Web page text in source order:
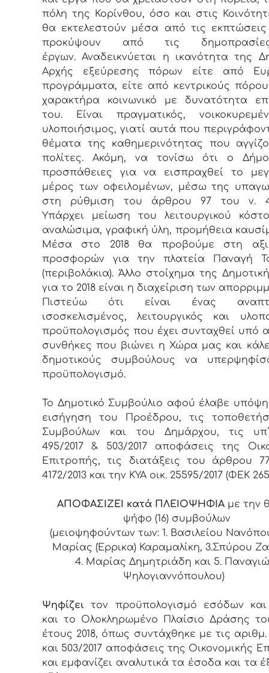
πόλη της Κορίνθου, όσο και στις
θα εκτελεστούν μέσα από τις
προκύψουν από τις
έργων. Αναδεικνύεται η ικανότητα της
Αρχής εξεύρεσης πόρων είτε από
προγράμματα, είτε από κεντρικούς
χαρακτήρα κοινωνικό με δυνατότητα
του. Είναι πραγματικός,
υλοποιήσιμος, γιατί αυτά που
θέματα της καθημερινότητας που
πολίτες. Ακόμη, να τονίσω ότι ο
προσπάθειες για να εισπραχθεί το
μέρος των οφειλομένων, μέσω της
στη ρύθμιση του άρθρου 97 του ν.
Υπάρχει μείωση του λειτουργικού
αναλώσιμα, γραφική ύλη, προμήθεια
Μέσα στο 2018 θα προβούμε στη
προσφορών για την πλατεία Παναγή
(περιβολάκια). Άλλο στοίχημα της
για το 2018 είναι η διαχείριση των
Πιστεύω ότι είναι ένας
ισοσκελισμένος, λειτουργικός και
προϋπολογισμός που έχει συνταχθεί υπό
συνθήκες που βιώνει η Χώρα μας και
δημοτικούς συμβούλους να
προϋπολογισμό.
Το Δημοτικό Συμβούλιο αφού έλαβε
εισήγηση του Προέδρου, τις
Συμβούλων και του Δημάρχου, τις
495/2017 & 503/2017 αποφάσεις της
Επιτροπής, τις διατάξεις του άρθρου
4172/2013 και την ΚΥΑ οικ. 25595/2017 (ΦΕΚ
ΑΠΟΦΑΣΙΖΕΙ κατά ΠΛΕΙΟΨΗΦΙΑ με την
ψήφο (16) συμβούλων
(μειοψηφούντων των: 1. Βασιλείου
Μαρίας (Έρρικα) Καραμαλίκη, 3.Σπύρου
4. Μαρίας Δημητριάδη και 5.
Ψηλογιαννόπουλου)
Ψηφίζειτον προϋπολογισμό εσόδων
και το Ολοκληρωμένο Πλαίσιο Δράσης
έτους 2018, όπως συντάχθηκε με τις αριθμ.
και 503/2017 αποφάσεις της Οικονομικής
και εμφανίζει αναλυτικά τα έσοδα και τα